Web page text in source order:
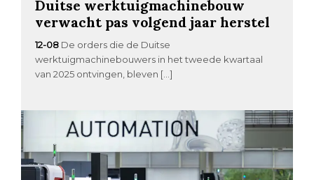
Duitse werktuigmachinebouw
verwacht pas volgend jaar herstel
12-08 De orders die de Duitse
werktuigmachinebouwers in het tweede kwartaal
van 2025 ontvingen, bleven […]